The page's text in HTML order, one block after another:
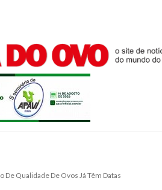
De Qualidade De Ovos Já Têm Datas